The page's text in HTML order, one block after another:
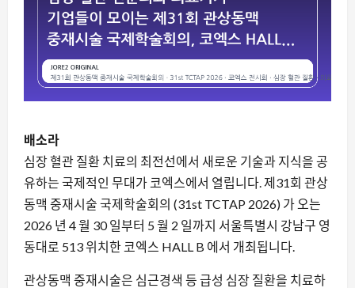
배소라
심장 혈관 질환 치료의 최전선에서 새로운 기술과 지식을 공
유하는 국제적인 무대가 코엑스에서 열립니다. 제31회 관상
동맥 중재시술 국제학술회의 (31st TCTAP 2026) 가 오는
2026 년 4 월 30 일부터 5 월 2 일까지 서울특별시 강남구 영
동대로 513 위치한 코엑스 HALL B 에서 개최됩니다.
관상동맥 중재시술은 심근경색 등 급성 심장 질환을 치료하